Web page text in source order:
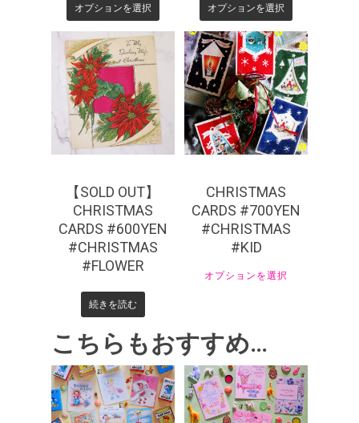
オプションを選択 オプションを選択
¥660
【SOLD OUT】
CHRISTMAS
CARDS #600YEN
#CHRISTMAS
#FLOWER
続きを読む
¥770
CHRISTMAS
CARDS #700YEN
#CHRISTMAS
#KID
オプションを選択
こちらもおすすめ…
¥550 ¥440